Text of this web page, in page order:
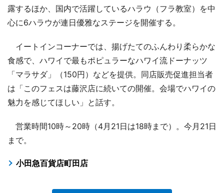
露するほか、国内で活躍しているハラウ（フラ教室）を中
心に6ハラウが連日優雅なステージを開催する。
イートインコーナーでは、揚げたてのふんわり柔らかな
食感で、ハワイで最もポピュラーなハワイ流ドーナッツ
「マラサダ」（150円）などを提供。同店販売促進担当者
は「このフェスは藤沢店に続いての開催。会場でハワイの
魅力を感じてほしい」と話す。
営業時間10時～20時（4月21日は18時まで）。今月21日
まで。
小田急百貨店町田店